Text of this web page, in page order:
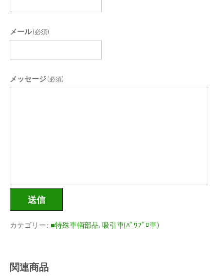
メール(必須)
メッセージ(必須)
送信
カテゴリー: ■特殊車輌部品, 吸引車(ﾊﾟﾜﾌﾟﾛ車)
関連商品